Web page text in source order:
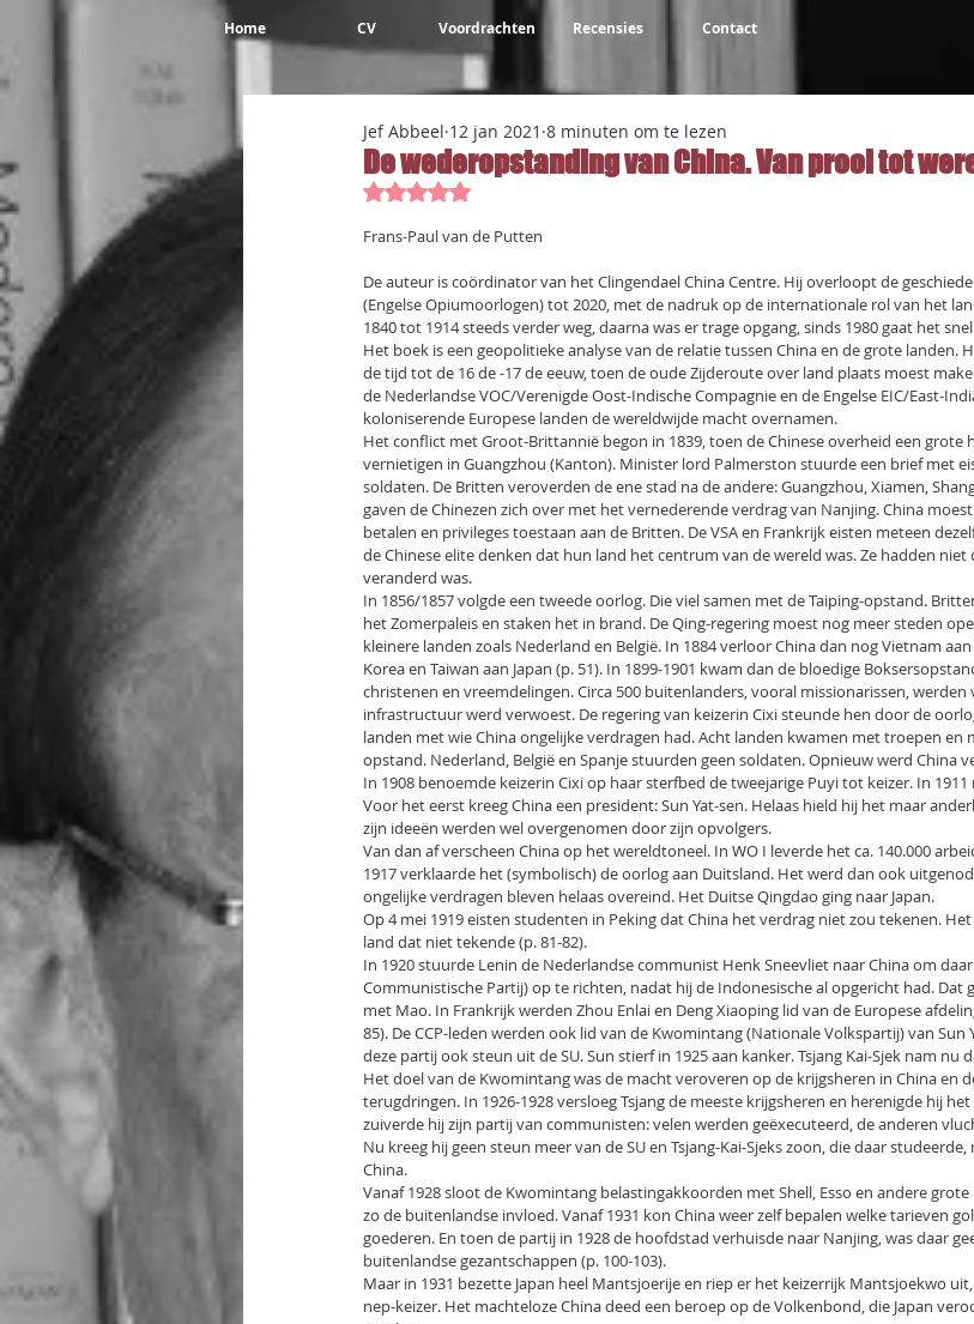
Home CV Voordrachten Recensies Contact
De wederopstanding van China. Van prooi tot
Jef Abbeel 12 jan 2021 8 minuten om te lezen
Beoordeeld met NaN uit 5 sterren.
Frans-Paul van de Putten
De auteur is coördinator van het Clingendael China Centre. Hij overloopt de
(Engelse Opiumoorlogen) tot 2020, met de nadruk op de internationale rol van het
1840 tot 1914 steeds verder weg, daarna was er trage opgang, sinds 1980 gaat het
Het boek is een geopolitieke analyse van de relatie tussen China en de grote landen.
de tijd tot de 16 de -17 de eeuw, toen de oude Zijderoute over land plaats moest
de Nederlandse VOC/Verenigde Oost-Indische Compagnie en de Engelse EIC/East-
koloniserende Europese landen de wereldwijde macht overnamen.
Het conflict met Groot-Brittannië begon in 1839, toen de Chinese overheid een grote
vernietigen in Guangzhou (Kanton). Minister lord Palmerston stuurde een brief met
soldaten. De Britten veroverden de ene stad na de andere: Guangzhou, Xiamen,
gaven de Chinezen zich over met het vernederende verdrag van Nanjing. China
betalen en privileges toestaan aan de Britten. De VSA en Frankrijk eisten meteen
de Chinese elite denken dat hun land het centrum van de wereld was. Ze hadden
veranderd was.
In 1856/1857 volgde een tweede oorlog. Die viel samen met de Taiping-opstand.
het Zomerpaleis en staken het in brand. De Qing-regering moest nog meer steden
kleinere landen zoals Nederland en België. In 1884 verloor China dan nog Vietnam
Korea en Taiwan aan Japan (p. 51). In 1899-1901 kwam dan de bloedige
christenen en vreemdelingen. Circa 500 buitenlanders, vooral missionarissen,
infrastructuur werd verwoest. De regering van keizerin Cixi steunde hen door de
landen met wie China ongelijke verdragen had. Acht landen kwamen met troepen en
opstand. Nederland, België en Spanje stuurden geen soldaten. Opnieuw werd China
In 1908 benoemde keizerin Cixi op haar sterfbed de tweejarige Puyi tot keizer. In
Voor het eerst kreeg China een president: Sun Yat-sen. Helaas hield hij het maar
zijn ideeën werden wel overgenomen door zijn opvolgers.
Van dan af verscheen China op het wereldtoneel. In WO I leverde het ca. 140.000
1917 verklaarde het (symbolisch) de oorlog aan Duitsland. Het werd dan ook
ongelijke verdragen bleven helaas overeind. Het Duitse Qingdao ging naar Japan.
Op 4 mei 1919 eisten studenten in Peking dat China het verdrag niet zou tekenen.
land dat niet tekende (p. 81-82).
In 1920 stuurde Lenin de Nederlandse communist Henk Sneevliet naar China om daar
Communistische Partij) op te richten, nadat hij de Indonesische al opgericht had. Dat
met Mao. In Frankrijk werden Zhou Enlai en Deng Xiaoping lid van de Europese
85). De CCP-leden werden ook lid van de Kwomintang (Nationale Volkspartij) van Sun
deze partij ook steun uit de SU. Sun stierf in 1925 aan kanker. Tsjang Kai-Sjek nam nu
Het doel van de Kwomintang was de macht veroveren op de krijgsheren in China en
terugdringen. In 1926-1928 versloeg Tsjang de meeste krijgsheren en herenigde hij het
zuiverde hij zijn partij van communisten: velen werden geëxecuteerd, de anderen
Nu kreeg hij geen steun meer van de SU en Tsjang-Kai-Sjeks zoon, die daar
China.
Vanaf 1928 sloot de Kwomintang belastingakkoorden met Shell, Esso en andere
zo de buitenlandse invloed. Vanaf 1931 kon China weer zelf bepalen welke tarieven
goederen. En toen de partij in 1928 de hoofdstad verhuisde naar Nanjing, was daar
buitenlandse gezantschappen (p. 100-103).
Maar in 1931 bezette Japan heel Mantsjoerije en riep er het keizerrijk Mantsjoekwo
nep-keizer. Het machteloze China deed een beroep op de Volkenbond, die Japan